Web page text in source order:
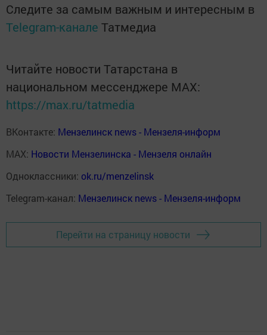
Следите за самым важным и интересным в
Telegram-канале Татмедиа
Читайте новости Татарстана в
национальном мессенджере MАХ:
https://max.ru/tatmedia
ВКонтакте: Мензелинск news - Мензеля-информ
MAX: Новости Мензелинска - Мензеля онлайн
Одноклассники: ok.ru/menzelinsk
Telegram-канал: Мензелинск news - Мензеля-информ
Перейти на страницу новости